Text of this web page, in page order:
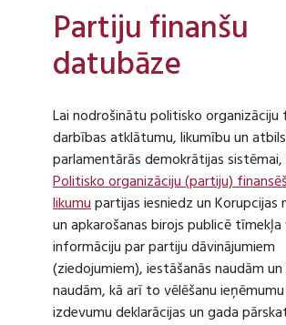
Partiju finanšu
datubāze
Lai nodrošinātu politisko organizāciju
darbības atklātumu, likumību un
parlamentārās demokrātijas sistēmai,
Politisko organizāciju (partiju)
likumupartijas iesniedz un Korupcijas
un apkarošanas birojs publicē
informāciju par partiju dāvinājumiem
(ziedojumiem), iestāšanās naudām
naudām, kā arī to vēlēšanu
izdevumu deklarācijas un gada